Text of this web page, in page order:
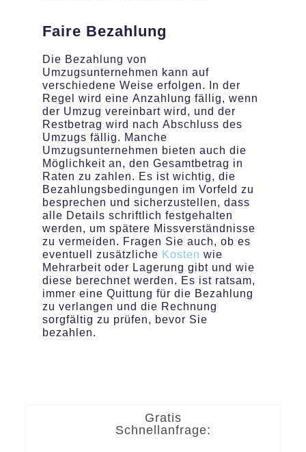
Faire Bezahlung
Die Bezahlung von
Umzugsunternehmen kann auf
verschiedene Weise erfolgen. In der
Regel wird eine Anzahlung fällig, wenn
der Umzug vereinbart wird, und der
Restbetrag wird nach Abschluss des
Umzugs fällig. Manche
Umzugsunternehmen bieten auch die
Möglichkeit an, den Gesamtbetrag in
Raten zu zahlen. Es ist wichtig, die
Bezahlungsbedingungen im Vorfeld zu
besprechen und sicherzustellen, dass
alle Details schriftlich festgehalten
werden, um spätere Missverständnisse
zu vermeiden. Fragen Sie auch, ob es
eventuell zusätzliche Kosten wie
Mehrarbeit oder Lagerung gibt und wie
diese berechnet werden. Es ist ratsam,
immer eine Quittung für die Bezahlung
zu verlangen und die Rechnung
sorgfältig zu prüfen, bevor Sie
bezahlen.
Gratis
Schnellanfrage: